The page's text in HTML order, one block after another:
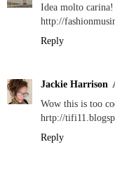
Idea molto carina!
http://
Reply
Jackie Harrison
Wow this is too
hrtp://
Reply